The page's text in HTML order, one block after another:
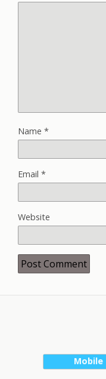
Name *
Email *
Website
Mobile